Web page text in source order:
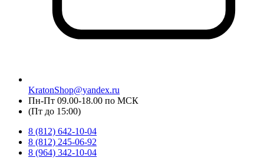
KratonShop@yandex.ru
Пн-Пт 09.00-18.00 по МСК
(Пт до 15:00)
8 (812) 642-10-04
8 (812) 245-06-92
8 (964) 342-10-04